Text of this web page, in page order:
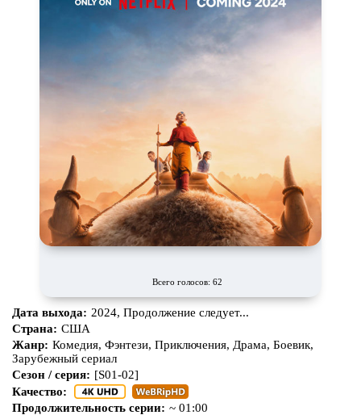
Всего голосов: 62
Дата выхода: 2024, Продолжение следует...
Страна: США
Жанр: Комедия, Фэнтези, Приключения, Драма, Боевик,
Зарубежный сериал
Сезон / серия: [S01-02]
Качество:
Продолжительность серии: ~ 01:00